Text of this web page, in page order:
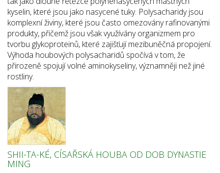
kyselin, které jsou jako nasycené tuky. Polysacharidy jsou
komplexní živiny, které jsou často omezovány rafinovanými
produkty, přičemž jsou však využívány organizmem pro
tvorbu glykoproteinů, které zajišťují mezibuněčná propojení.
Výhoda houbových polysacharidů spočívá v tom, že
přirozeně spojují volné aminokyseliny, významněji než jiné
rostliny.
SHII-TA-KÉ, CÍSAŘSKÁ HOUBA OD DOB DYNASTIE
MING